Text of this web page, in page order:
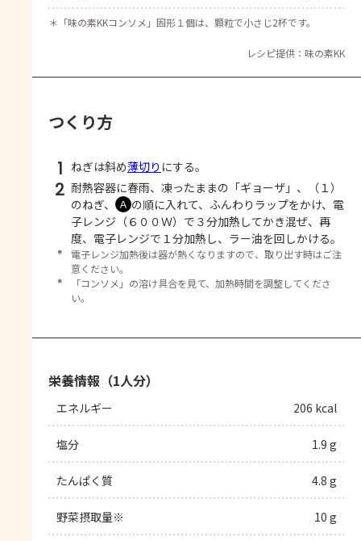
＊ 「味の素KKコンソメ」固形１個は、顆粒で小さじ2杯です。
レシピ提供：味の素KK
つくり方
1 ねぎは斜め薄切り にする。
2 耐熱容器に春雨、凍ったままの「ギョーザ」、（１）
のねぎ、
Ａ の順に入れて、ふんわりラップをかけ、電
子レンジ（６００Ｗ）で３分加熱してかき混ぜ、再
度、電子レンジで１分加熱し、ラー油を回しかける。
＊
電子レンジ加熱後は器が熱くなりますので、取り出す時はご注
意ください。
＊
「コンソメ」の溶け具合を見て、加熱時間を調整してくださ
い。
栄養情報（1人分）
エネルギー 206 kcal
塩分 1.9 g
たんぱく質 4.8 g
野菜摂取量※ 10 g